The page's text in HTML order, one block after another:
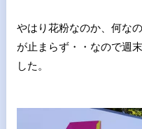
やはり花粉なのか、何
が止まらず・・なので週
した。